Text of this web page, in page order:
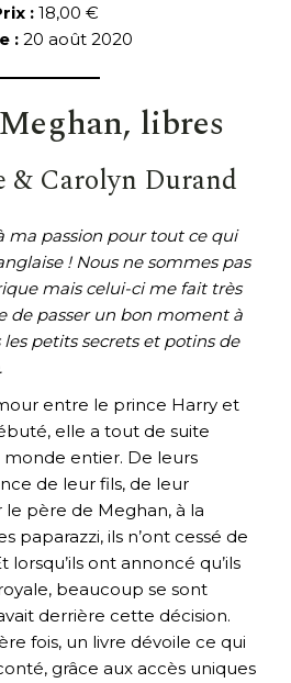
:18,00 €
: 20 août 2020
libres
& Carolyn Durand
ma passion pour tout ce qui
! Nous ne sommes pas
mais celui-ci me fait très
de passer un bon moment à
petits secrets et potins de
entre le prince Harry et
elle a tout de suite
entier. De leurs
de leur fils, de leur
père de Meghan, à la
paparazzi, ils n’ont cessé de
lorsqu’ils ont annoncé qu’ils
beaucoup se sont
derrière cette décision.
fois, un livre dévoile ce qui
grâce aux accès uniques